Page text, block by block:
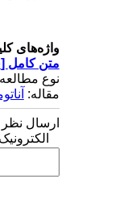
واژه‌های
متن کامل[PDF 251 kb]
نوع مطالعه:
مقاله:
ارسال نظر